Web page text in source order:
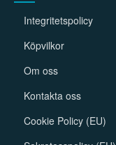
Integritetspolicy
Köpvilkor
Om oss
Kontakta oss
Cookie Policy (EU)